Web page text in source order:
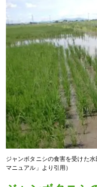
ジャンボタニシの食害を受けた
マニュアル」より引用）